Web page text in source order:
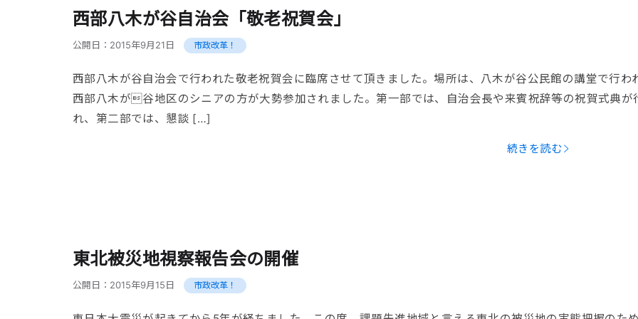
西部八木が谷自治会「敬老祝賀会」
公開日： 2015年9月21日 市政改革！
西部八木が谷自治会で行われた敬老祝賀会に臨席させて頂きました。場所は、八木が谷公民館の講堂で行わ
西部八木が谷地区のシニアの方が大勢参加されました。第一部では、自治会長や来賓祝辞等の祝賀式典が
れ、第二部では、懇談 […]
続きを読む
東北被災地視察報告会の開催
公開日： 2015年9月15日 市政改革！